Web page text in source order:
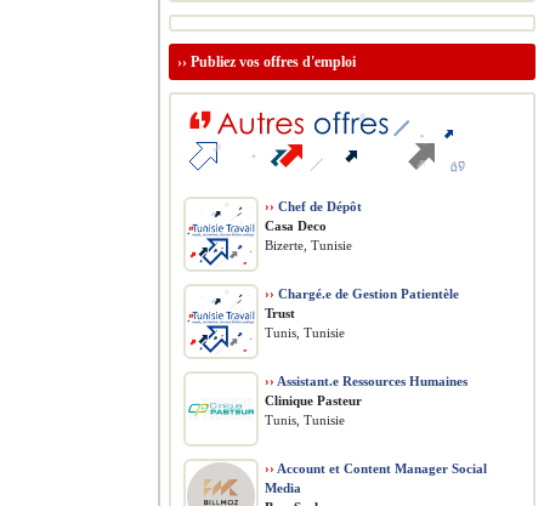
›› Publiez vos offres d'emploi
›› Chef de Dépôt
Casa Deco
Bizerte, Tunisie
›› Chargé.e de Gestion Patientèle
Trust
Tunis, Tunisie
›› Assistant.e Ressources Humaines
Clinique Pasteur
Tunis, Tunisie
›› Account et Content Manager Social
Media